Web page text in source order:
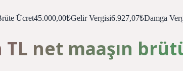
Ücret45.000,00₺Gelir Vergisi6.927,07₺Damga
TL net maaşın